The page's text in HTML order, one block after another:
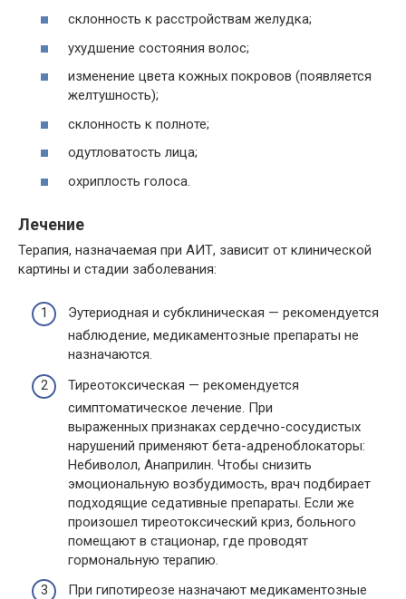
склонность к расстройствам желудка;
ухудшение состояния волос;
изменение цвета кожных покровов (появляется
желтушность);
склонность к полноте;
одутловатость лица;
охриплость голоса.
Лечение
Терапия, назначаемая при АИТ, зависит от клинической
картины и стадии заболевания:
Эутериодная и субклиническая — рекомендуется
наблюдение, медикаментозные препараты не
назначаются.
Тиреотоксическая — рекомендуется
симптоматическое лечение. При
выраженных признаках сердечно-сосудистых
нарушений применяют бета-адреноблокаторы:
Небиволол, Анаприлин. Чтобы снизить
эмоциональную возбудимость, врач подбирает
подходящие седативные препараты. Если же
произошел тиреотоксический криз, больного
помещают в стационар, где проводят
гормональную терапию.
При гипотиреозе назначают медикаментозные